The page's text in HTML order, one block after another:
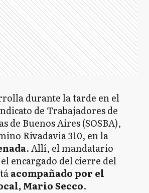
durante la tarde en el
de Trabajadores de
de Buenos Aires (SOSBA),
Rivadavia 310, en la
. Allí, el mandatario
encargado del cierre del
acompañado por el
Mario Secco.